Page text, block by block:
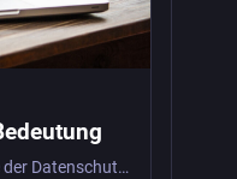
Die zunehmende Inanspruchnahme der Datenschutzaufsicht führt zu einer steigenden Überlast beim HBDI.